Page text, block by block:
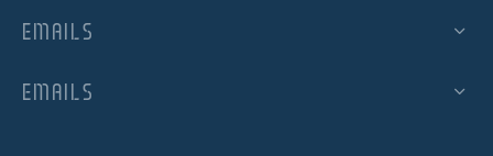
EMAILS
EMAILS